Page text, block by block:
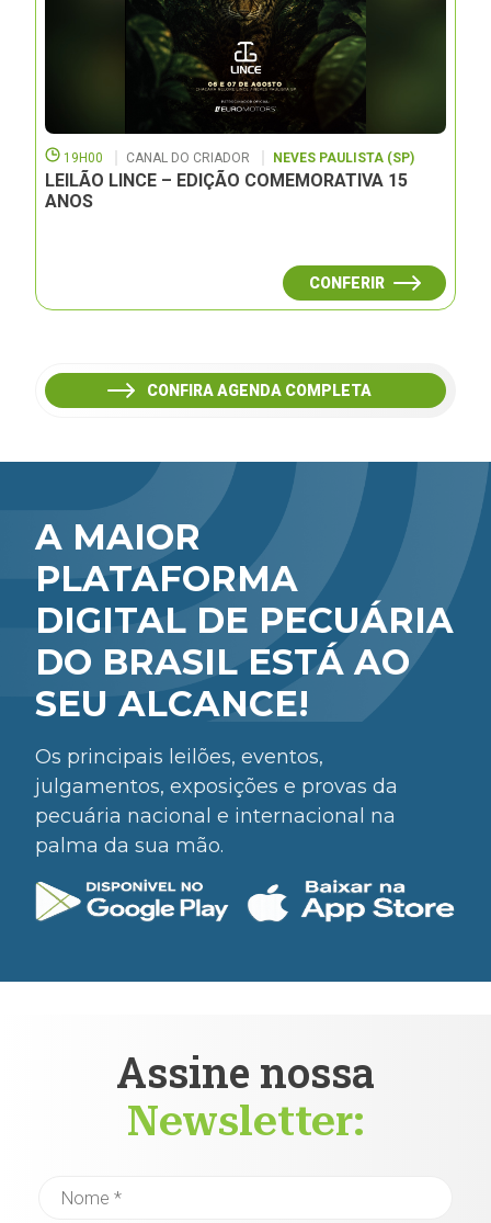
19H00 CANAL DO CRIADOR NEVES PAULISTA (SP)
LEILÃO LINCE – EDIÇÃO COMEMORATIVA 15
ANOS
CONFERIR
CONFIRA AGENDA COMPLETA
A MAIOR
PLATAFORMA
DIGITAL DE PECUÁRIA
DO BRASIL ESTÁ AO
SEU ALCANCE!
Os principais leilões, eventos,
julgamentos, exposições e provas da
pecuária nacional e internacional na
palma da sua mão.
Assine nossa
Newsletter: